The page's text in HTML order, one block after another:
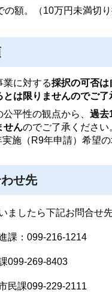
の額。（10万円未満切り
業に対する採択の可否は
は限りませんのでご了
公平性の観点から、過去
せんのでご了承ください
施（R9年申請）希望
せ先
ましたら下記お問合せ
課：099-216-1214
099-269-8403
民課099-229-2111